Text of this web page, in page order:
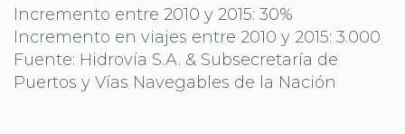
Incremento entre 2010 y 2015: 30%
Incremento en viajes entre 2010 y 2015: 3.000
Fuente: Hidrovía S.A. & Subsecretaría de
Puertos y Vías Navegables de la Nación